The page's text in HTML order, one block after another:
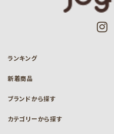
ランキング
新着商品
ブランドから探す
カテゴリーから探す